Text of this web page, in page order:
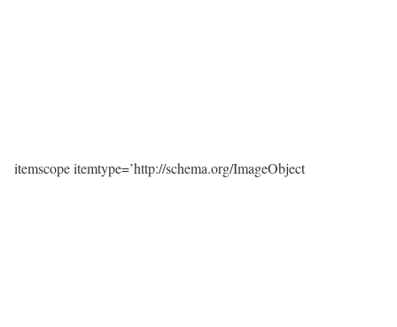
itemscope itemtype=’http://schema.org/ImageObject